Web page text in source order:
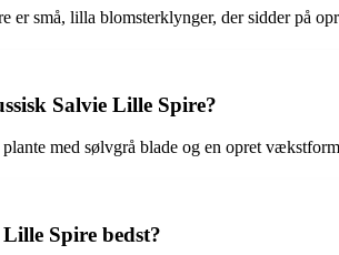
er små, lilla blomsterklynger, der sidder på
Salvie Lille Spire?
med sølvgrå blade og en opret
Spire bedst?